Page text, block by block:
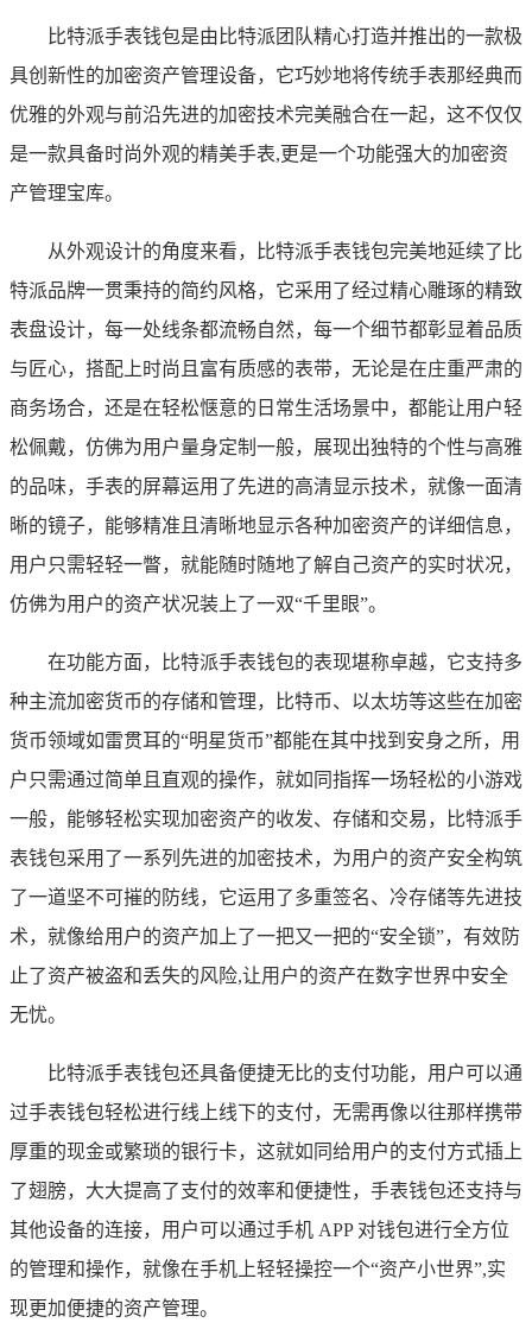
比特派手表钱包是由比特派团队精心打造并推出的一款极
具创新性的加密资产管理设备，它巧妙地将传统手表那经典而
优雅的外观与前沿先进的加密技术完美融合在一起，这不仅仅
是一款具备时尚外观的精美手表,更是一个功能强大的加密资
产管理宝库。
从外观设计的角度来看，比特派手表钱包完美地延续了比
特派品牌一贯秉持的简约风格，它采用了经过精心雕琢的精致
表盘设计，每一处线条都流畅自然，每一个细节都彰显着品质
与匠心，搭配上时尚且富有质感的表带，无论是在庄重严肃的
商务场合，还是在轻松惬意的日常生活场景中，都能让用户轻
松佩戴，仿佛为用户量身定制一般，展现出独特的个性与高雅
的品味，手表的屏幕运用了先进的高清显示技术，就像一面清
晰的镜子，能够精准且清晰地显示各种加密资产的详细信息，
用户只需轻轻一瞥，就能随时随地了解自己资产的实时状况，
仿佛为用户的资产状况装上了一双“千里眼”。
在功能方面，比特派手表钱包的表现堪称卓越，它支持多
种主流加密货币的存储和管理，比特币、以太坊等这些在加密
货币领域如雷贯耳的“明星货币”都能在其中找到安身之所，用
户只需通过简单且直观的操作，就如同指挥一场轻松的小游戏
一般，能够轻松实现加密资产的收发、存储和交易，比特派手
表钱包采用了一系列先进的加密技术，为用户的资产安全构筑
了一道坚不可摧的防线，它运用了多重签名、冷存储等先进技
术，就像给用户的资产加上了一把又一把的“安全锁”，有效防
止了资产被盗和丢失的风险,让用户的资产在数字世界中安全
无忧。
比特派手表钱包还具备便捷无比的支付功能，用户可以通
过手表钱包轻松进行线上线下的支付，无需再像以往那样携带
厚重的现金或繁琐的银行卡，这就如同给用户的支付方式插上
了翅膀，大大提高了支付的效率和便捷性，手表钱包还支持与
其他设备的连接，用户可以通过手机 APP 对钱包进行全方位
的管理和操作，就像在手机上轻轻操控一个“资产小世界”,实
现更加便捷的资产管理。